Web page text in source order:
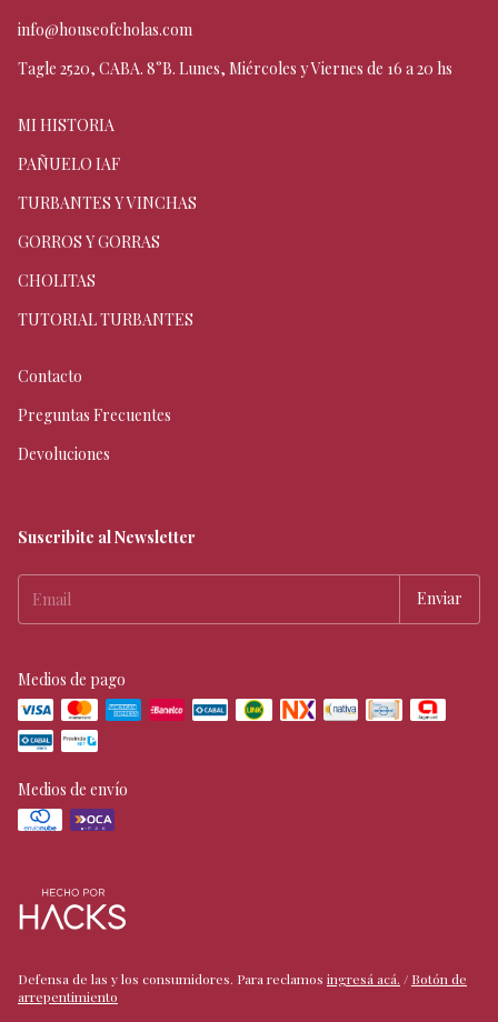
info@houseofcholas.com
Tagle 2520, CABA. 8°B. Lunes, Miércoles y Viernes de 16 a 20 hs
MI HISTORIA
PAÑUELO IAF
TURBANTES Y VINCHAS
GORROS Y GORRAS
CHOLITAS
TUTORIAL TURBANTES
Contacto
Preguntas Frecuentes
Devoluciones
Suscribite al Newsletter
Medios de pago
Medios de envío
Defensa de las y los consumidores. Para reclamos ingresá acá. / Botón de
arrepentimiento